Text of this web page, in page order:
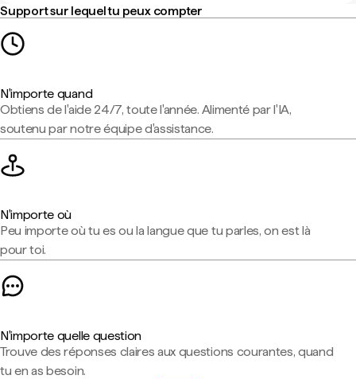
Support sur lequel tu peux compter
N'importe quand
Obtiens de l'aide 24/7, toute l'année. Alimenté par l'IA,
soutenu par notre équipe d'assistance.
N'importe où
Peu importe où tu es ou la langue que tu parles, on est là
pour toi.
N'importe quelle question
Trouve des réponses claires aux questions courantes, quand
tu en as besoin.